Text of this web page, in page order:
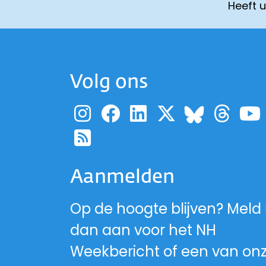
Heeft
Volg ons
Ga naar de
Ga naar de
Ga naar de
Ga naar
Ga
Ga naar de RSS-
Aanmelden
Op de hoogte blijven? Meld
dan aan voor het NH
Weekbericht of een van